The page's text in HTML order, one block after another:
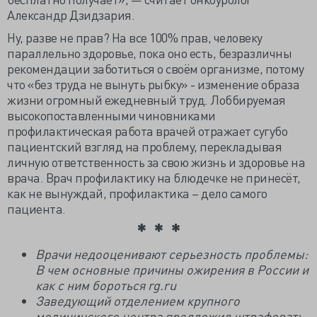
Александр Дзидзария.
Ну, разве не прав? На все 100% прав, человеку
параллельно здоровье, пока оно есть, безразличны
рекомендации заботиться о своём организме, потому
что «без труда не вынуть рыбку» - изменение образа
жизни огромный ежедневный труд. Лоббируемая
высокопоставленными чиновниками
профилактическая работа врачей отражает сугубо
пациентский взгляд на проблему, перекладывая
личную ответственность за свою жизнь и здоровье на
врача. Врач профилактику на блюдечке не принесёт,
как не вынуждай, профилактика – дело самого
пациента.
Врачи недооценивают серьезность проблемы:
В чем основные причины ожирения в России и
как с ним бороться rg.ru
Заведующий отделением крупного